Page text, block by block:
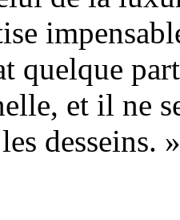
quelque
et il ne
desseins. »